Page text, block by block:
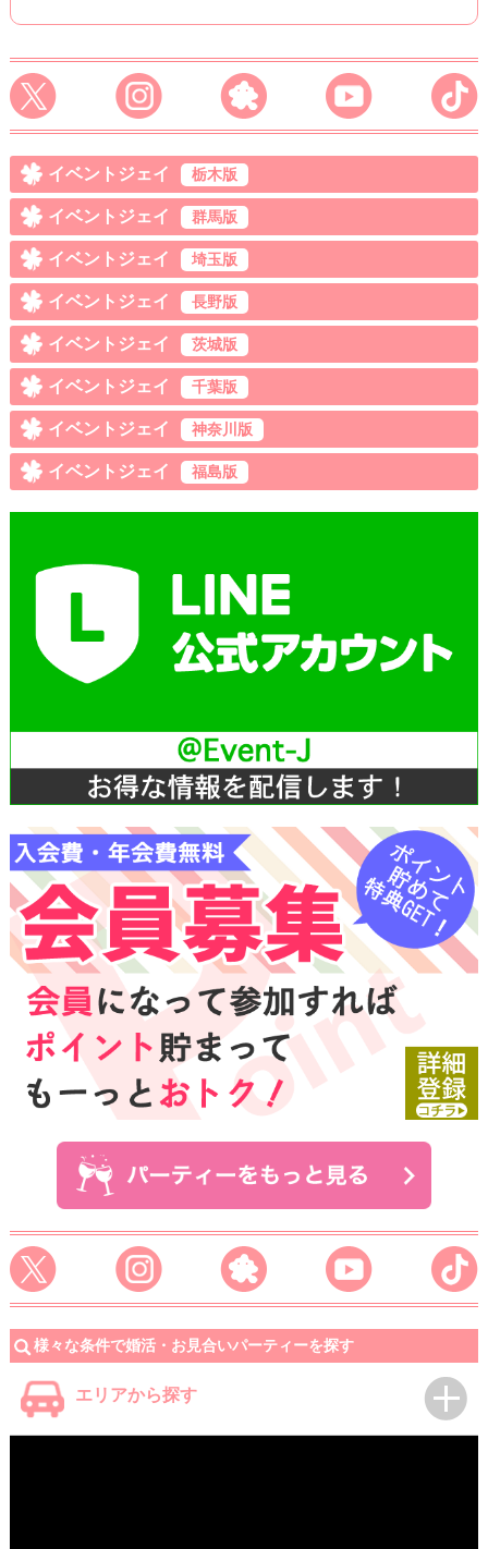
イベントジェイ 栃木版
イベントジェイ 群馬版
イベントジェイ 埼玉版
イベントジェイ 長野版
イベントジェイ 茨城版
イベントジェイ 千葉版
イベントジェイ 神奈川版
イベントジェイ 福島版
様々な条件で婚活・お見合いパーティーを探す
エリアから探す